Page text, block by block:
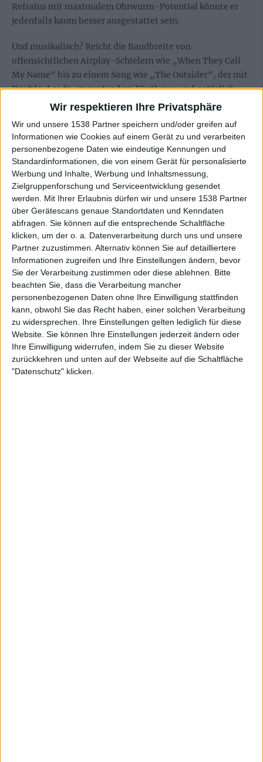
Wir respektieren Ihre Privatsphäre
Wir und unsere 1538 Partner speichern und/oder greifen auf
Informationen wie Cookies auf einem Gerät zu und verarbeiten
personenbezogene Daten wie eindeutige Kennungen und
Standardinformationen, die von einem Gerät für personalisierte
Werbung und Inhalte, Werbung und Inhaltsmessung,
Zielgruppenforschung und Serviceentwicklung gesendet
werden.
Mit Ihrer Erlaubnis dürfen wir und unsere 1538 Partner
über Gerätescans genaue Standortdaten und Kenndaten
abfragen. Sie können auf die entsprechende Schaltfläche
klicken, um der o. a. Datenverarbeitung durch uns und unsere
Partner zuzustimmen. Alternativ können Sie auf detailliertere
Informationen zugreifen und Ihre Einstellungen ändern, bevor
Sie der Verarbeitung zustimmen oder diese ablehnen.
Bitte
beachten Sie, dass die Verarbeitung mancher
personenbezogenen Daten ohne Ihre Einwilligung stattfinden
kann, obwohl Sie das Recht haben, einer solchen Verarbeitung
zu widersprechen. Ihre Einstellungen gelten lediglich für diese
Website. Sie können Ihre Einstellungen jederzeit ändern oder
Ihre Einwilligung widerrufen, indem Sie zu dieser Website
zurückkehren und unten auf der Webseite auf die Schaltfläche
"Datenschutz" klicken.
Refrains mit maximalem Ohrwurm-Potential könnte er
jedenfalls kaum besser ausgestattet sein.
Und musikalisch? Reicht die Bandbreite von
offensichtlichen Airplay-Schielern wie „When They Call
My Name“ bis zu einem Song wie „The Outsider“, der mit
Double-Leads, stampfendem Rhythmus und natürlich
einem Bigger-than-life-Chorus als Musterexemplar für
durchgeht.
„Vale“ ist ein sehr souveränes Album
Ausfälle, das muss man den BLACK VEIL BRIDES lassen,
gibt es auf „Vale“ keine. Jeder Refrain sitzt und nistet sich
zuverlässig nach kürzester Zeit im Gehörgang ein. Dass
dabei auch der Schmalz nicht zu kurz kommen darf,
versteht sich von selbst – beispielhaft ist hier das
opulente Streicher-Outro von „Dead Man Walking
(Overture II)“ oder eines der zahlreichen schwelgerischen
Soli zu nennen. Als weiterer Kritikpunkt wäre überdies
anzuführen, dass sich doch so einige Gesangslinien stark
ähneln. Herr Biersack hat da definitiv seine Vorlieben.
Viele Metal-Puristen werden auch mit dem fünften Album
der BLACK VEIL BRIDES wenig anzufangen wissen.
Sicherlich ist „Vale“ in gewisser Hinsicht maximal